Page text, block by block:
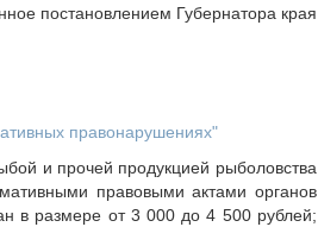
постановлением Губернатора края
правонарушениях"
и прочей продукцией рыболовства
правовыми актами органов
в размере от 3 000 до 4 500 рублей;